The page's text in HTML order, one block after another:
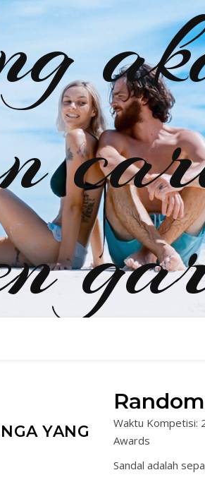
YANG
Waktu Kompetisi:
Awards
Sandal adalah